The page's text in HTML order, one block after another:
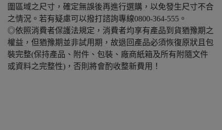
圍區域之尺寸，確定無誤後再進行選購，以免發生尺寸不合
之情況。若有疑慮可以撥打諮詢專線0800-364-555。
◎依照消費者保護法規定，消費者均享有產品到貨猶豫期之
權益，但猶豫期並非試用期，故退回產品必須恢復原狀且包
裝完整(保持產品、附件、包裝、廠商紙箱及所有附隨文件
或資料之完整性)，否則將會酌收整新費用！